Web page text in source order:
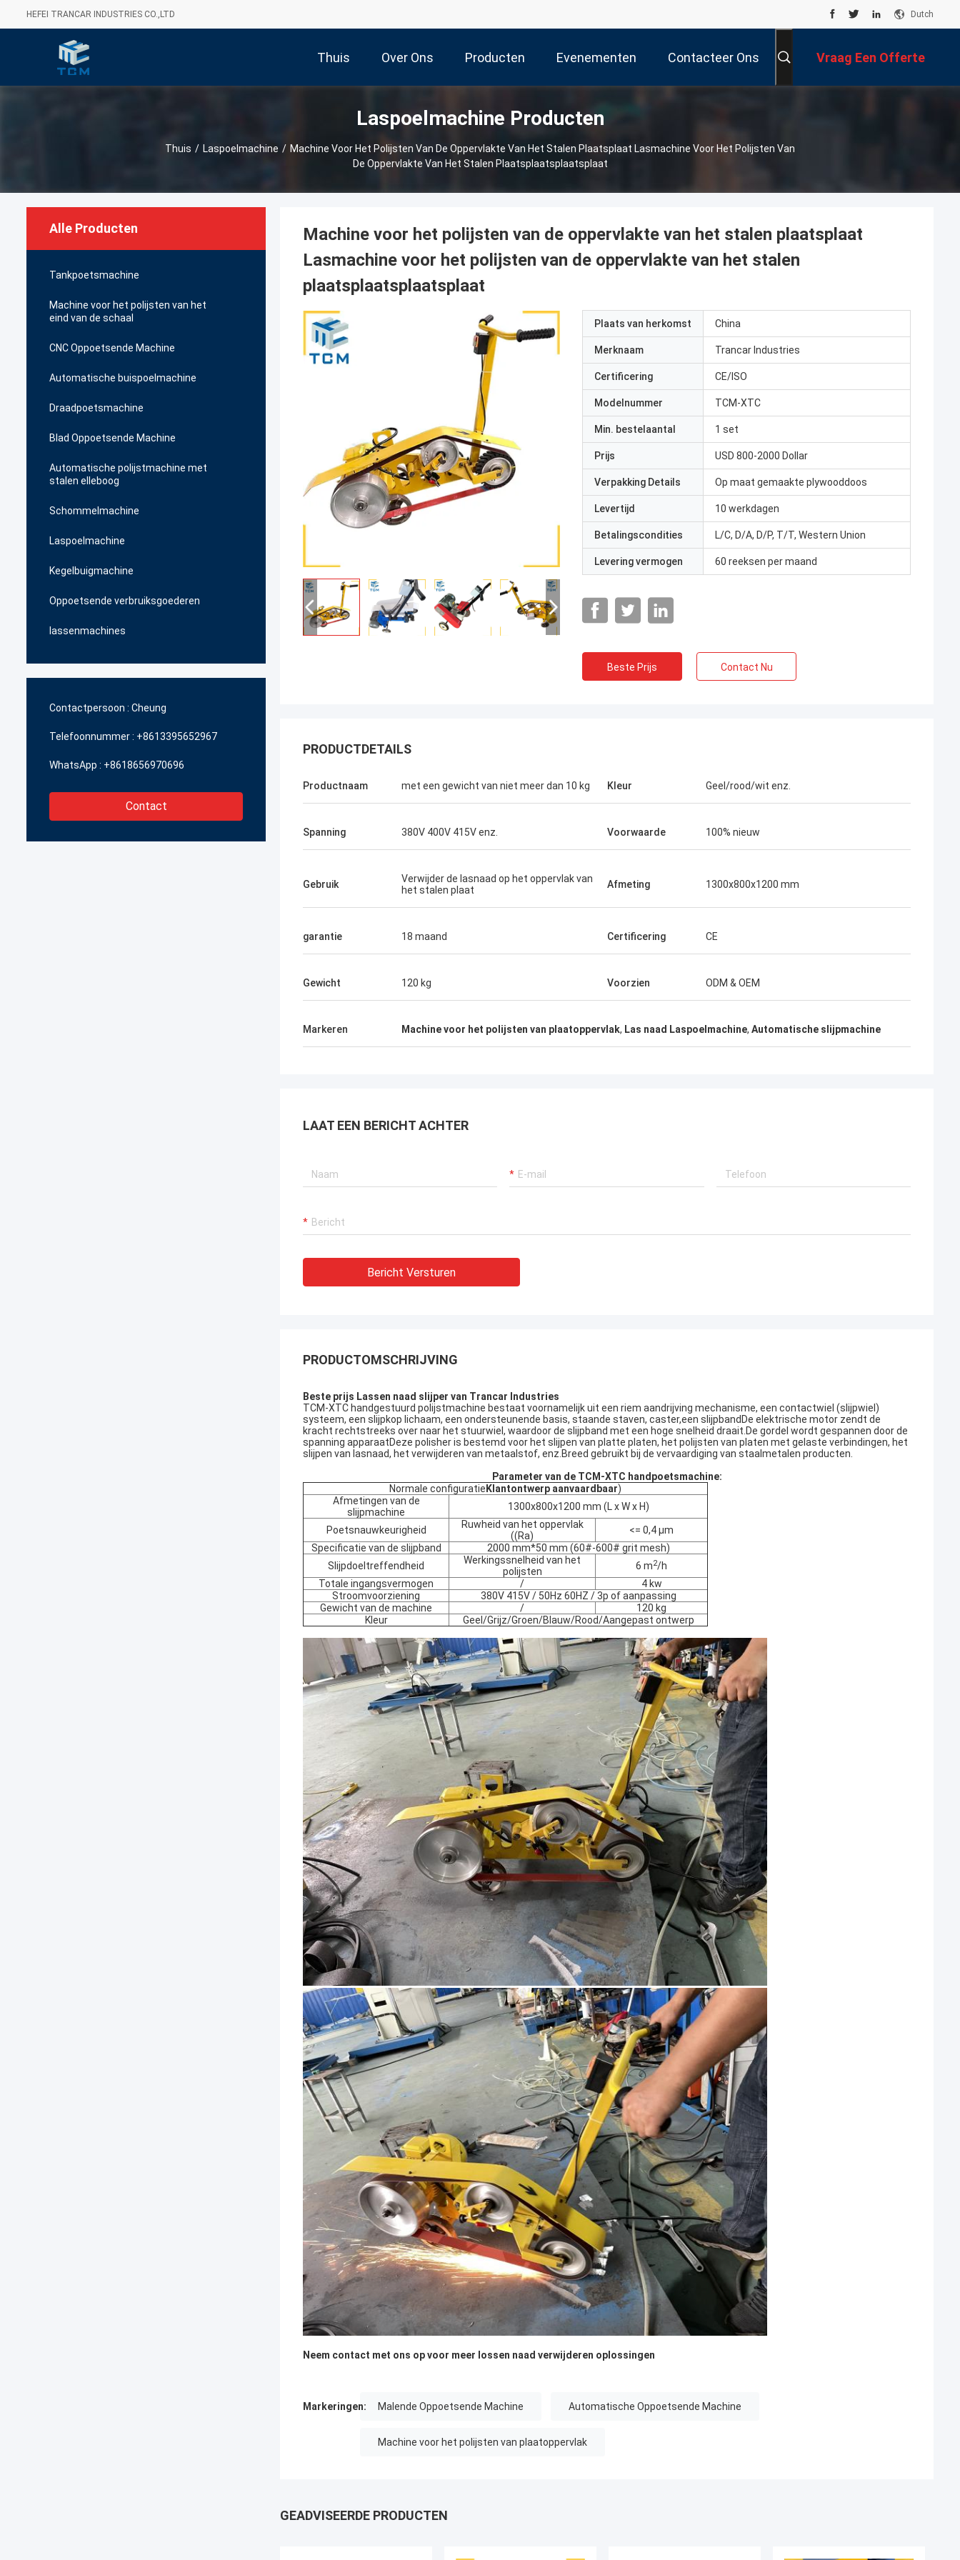
HEFEI TRANCAR INDUSTRIES CO.,LTD Dutch
Thuis Over Ons Producten Evenementen Contacteer Ons Vraag Een Offerte
Laspoelmachine Producten
Thuis / Laspoelmachine / Machine Voor Het Polijsten Van De Oppervlakte Van Het Stalen Plaatsplaat Lasmachine Voor Het Polijsten Van
De Oppervlakte Van Het Stalen Plaatsplaatsplaatsplaat
Alle Producten
Tankpoetsmachine
Machine voor het polijsten van het
eind van de schaal
CNC Oppoetsende Machine
Automatische buispoelmachine
Draadpoetsmachine
Blad Oppoetsende Machine
Automatische polijstmachine met
stalen elleboog
Schommelmachine
Laspoelmachine
Kegelbuigmachine
Oppoetsende verbruiksgoederen
lassenmachines
Contactpersoon : Cheung
Telefoonnummer : +8613395652967
WhatsApp : +8618656970696
Contact
Machine voor het polijsten van de oppervlakte van het stalen plaatsplaat
Lasmachine voor het polijsten van de oppervlakte van het stalen
plaatsplaatsplaatsplaat
Plaats van herkomst China
Merknaam Trancar Industries
Certificering CE/ISO
Modelnummer TCM-XTC
Min. bestelaantal 1 set
Prijs USD 800-2000 Dollar
Verpakking Details Op maat gemaakte plywooddoos
Levertijd 10 werkdagen
Betalingscondities L/C, D/A, D/P, T/T, Western Union
Levering vermogen 60 reeksen per maand
Beste Prijs Contact Nu
PRODUCTDETAILS
Productnaam met een gewicht van niet meer dan 10 kg Kleur Geel/rood/wit enz.
Spanning 380V 400V 415V enz. Voorwaarde 100% nieuw
Gebruik
Verwijder de lasnaad op het oppervlak van
het stalen plaat
Afmeting 1300x800x1200 mm
garantie 18 maand Certificering CE
Gewicht 120 kg Voorzien ODM & OEM
Markeren Machine voor het polijsten van plaatoppervlak, Las naad Laspoelmachine, Automatische slijpmachine
LAAT EEN BERICHT ACHTER
Bericht Versturen
PRODUCTOMSCHRIJVING
Beste prijs Lassen naad slijper van Trancar Industries
TCM-XTC handgestuurd polijstmachine bestaat voornamelijk uit een riem aandrijving mechanisme, een contactwiel (slijpwiel)
systeem, een slijpkop lichaam, een ondersteunende basis, staande staven, caster,een slijpbandDe elektrische motor zendt de
kracht rechtstreeks over naar het stuurwiel, waardoor de slijpband met een hoge snelheid draait.De gordel wordt gespannen door de
spanning apparaatDeze polisher is bestemd voor het slijpen van platte platen, het polijsten van platen met gelaste verbindingen, het
slijpen van lasnaad, het verwijderen van metaalstof, enz.Breed gebruikt bij de vervaardiging van staalmetalen producten.
Parameter van de TCM-XTC handpoetsmachine:
Normale configuratie Klantontwerp aanvaardbaar)
Afmetingen van de
slijpmachine
1300x800x1200 mm (L x W x H)
Poetsnauwkeurigheid
Ruwheid van het oppervlak
((Ra)
<= 0,4 μm
Specificatie van de slijpband
2000 mm*50 mm (60#-600# grit mesh)
Slijpdoeltreffendheid
Werkingssnelheid van het
polijsten
6 m2/h
Totale ingangsvermogen
/
4 kw
Stroomvoorziening
380V 415V / 50Hz 60HZ / 3p of aanpassing
Gewicht van de machine
/
120 kg
Kleur
Geel/Grijz/Groen/Blauw/Rood/Aangepast ontwerp
Neem contact met ons op voor meer lossen naad verwijderen oplossingen
Markeringen: Malende Oppoetsende Machine Automatische Oppoetsende Machine
Machine voor het polijsten van plaatoppervlak
GEADVISEERDE PRODUCTEN